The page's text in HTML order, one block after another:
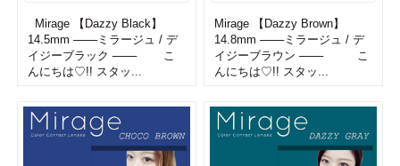
Mirage 【Dazzy Black】
14.5mm ───ミラージュ / デ
イジーブラック ─── こ
んにちは♡!! スタッ...
Mirage 【Dazzy Brown】
14.8mm ───ミラージュ / デ
イジーブラウン ─── こ
んにちは♡!! スタッ...